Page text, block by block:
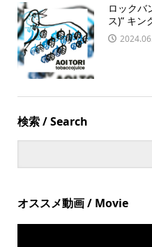
ロックバ
ス)” キン
検索 / Search
オススメ動画 / Movie